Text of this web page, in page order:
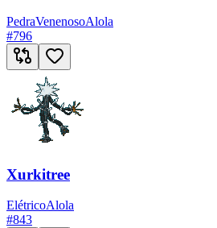
PedraVenenosoAlola
#796
Xurkitree
ElétricoAlola
#843